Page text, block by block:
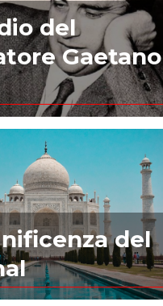
del
Gaetano
del